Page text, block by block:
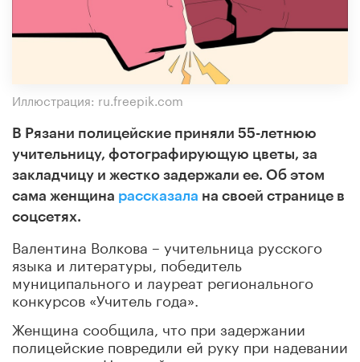
Иллюстрация: ru.freepik.com
В Рязани полицейские приняли 55-летнюю
учительницу, фотографирующую цветы, за
закладчицу и жестко задержали ее. Об этом
сама женщина рассказала на своей странице в
соцсетях.
Валентина Волкова – учительница русского
языка и литературы, победитель
муниципального и лауреат регионального
конкурсов «Учитель года».
Женщина сообщила, что при задержании
полицейские повредили ей руку при надевании